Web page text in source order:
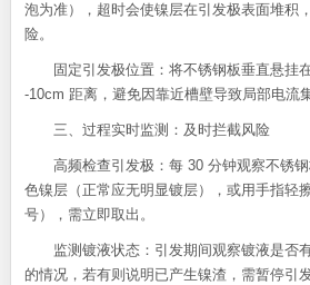
泡为准），超时会使镍层在引发极表面堆积
险。
固定引发极位置：将不锈钢板垂直悬挂
-10cm 距离，避免因靠近槽壁导致局部电流
三、过程实时监测：及时拦截风险
高频检查引发极：每 30 分钟观察不锈
色镍层（正常应无明显镀层），或用手指轻
号），需立即取出。
监测镀液状态：引发期间观察镀液是否
的情况，若有则说明已产生镍渣，需暂停引